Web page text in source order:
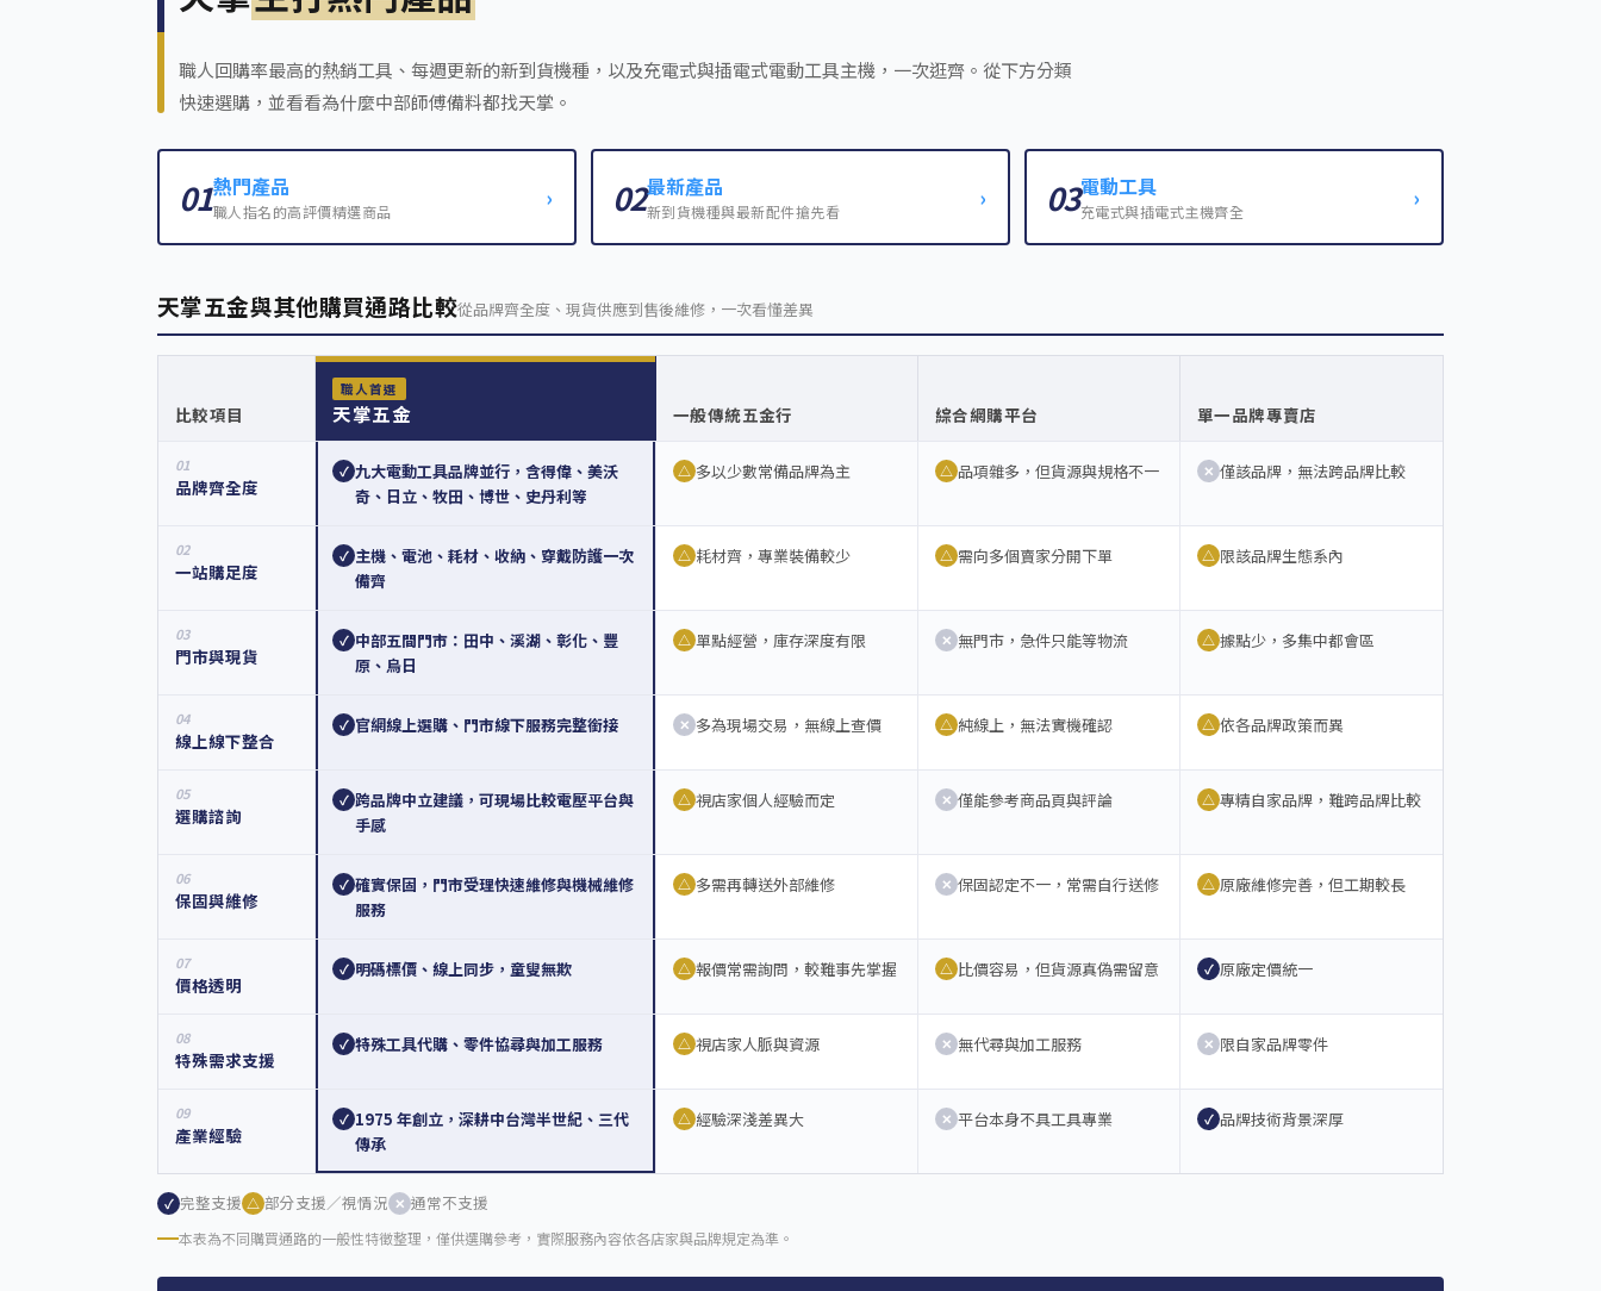
職人回購率最高的熱銷工具、每週更新的新到貨機種，以及充電式與插電式電動工具主機，一次逛齊。從下方分類
快速選購，並看看為什麼中部師傅備料都找天掌。
01熱門產品
職人指名的高評價精選商品 › 02最新產品
新到貨機種與最新配件搶先看 › 03電動工具
充電式與插電式主機齊全 ›
天掌五金與其他購買通路比較從品牌齊全度、現貨供應到售後維修，一次看懂差異
比較項目
職人首選
天掌五金 一般傳統五金行 綜合網購平台 單一品牌專賣店
01
品牌齊全度
✓ 九大電動工具品牌並行，含得偉、美沃
奇、日立、牧田、博世、史丹利等
△ 多以少數常備品牌為主 △ 品項雜多，但貨源與規格不一 ✕ 僅該品牌，無法跨品牌比較
02
一站購足度
✓ 主機、電池、耗材、收納、穿戴防護一次
備齊
△ 耗材齊，專業裝備較少 △ 需向多個賣家分開下單 △ 限該品牌生態系內
03
門市與現貨
✓ 中部五間門市：田中、溪湖、彰化、豐
原、烏日
△ 單點經營，庫存深度有限 ✕ 無門市，急件只能等物流 △ 據點少，多集中都會區
04
線上線下整合
✓ 官網線上選購、門市線下服務完整銜接 ✕ 多為現場交易，無線上查價 △ 純線上，無法實機確認 △ 依各品牌政策而異
05
選購諮詢
✓ 跨品牌中立建議，可現場比較電壓平台與
手感
△ 視店家個人經驗而定 ✕ 僅能參考商品頁與評論 △ 專精自家品牌，難跨品牌比較
06
保固與維修
✓ 確實保固，門市受理快速維修與機械維修
服務
△ 多需再轉送外部維修 ✕ 保固認定不一，常需自行送修 △ 原廠維修完善，但工期較長
07
價格透明
✓ 明碼標價、線上同步，童叟無欺 △ 報價常需詢問，較難事先掌握 △ 比價容易，但貨源真偽需留意 ✓ 原廠定價統一
08
特殊需求支援
✓ 特殊工具代購、零件協尋與加工服務 △ 視店家人脈與資源 ✕ 無代尋與加工服務 ✕ 限自家品牌零件
09
產業經驗
✓ 1975 年創立，深耕中台灣半世紀、三代
傳承
△ 經驗深淺差異大 ✕ 平台本身不具工具專業 ✓ 品牌技術背景深厚
✓ 完整支援 △ 部分支援／視情況 ✕ 通常不支援
本表為不同購買通路的一般性特徵整理，僅供選購參考，實際服務內容依各店家與品牌規定為準。